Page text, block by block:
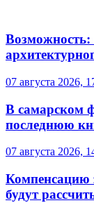
Возможность:
07 августа 2026,
В самарском
последнюю
07 августа 2026,
Компенсацию
будут